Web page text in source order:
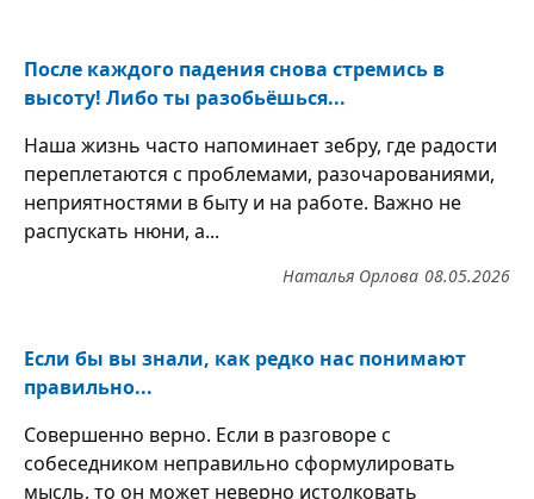
После каждого падения снова стремись в
высоту! Либо ты разобьёшься...
Наша жизнь часто напоминает зебру, где радости
переплетаются с проблемами, разочарованиями,
неприятностями в быту и на работе. Важно не
распускать нюни, а...
08.05.2026
Наталья Орлова
Если бы вы знали, как редко нас понимают
правильно...
Совершенно верно. Если в разговоре с
собеседником неправильно сформулировать
мысль, то он может неверно истолковать